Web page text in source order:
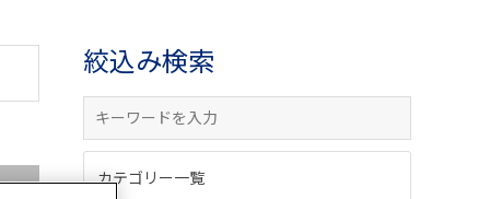

絞込み検索
カテゴリー一覧